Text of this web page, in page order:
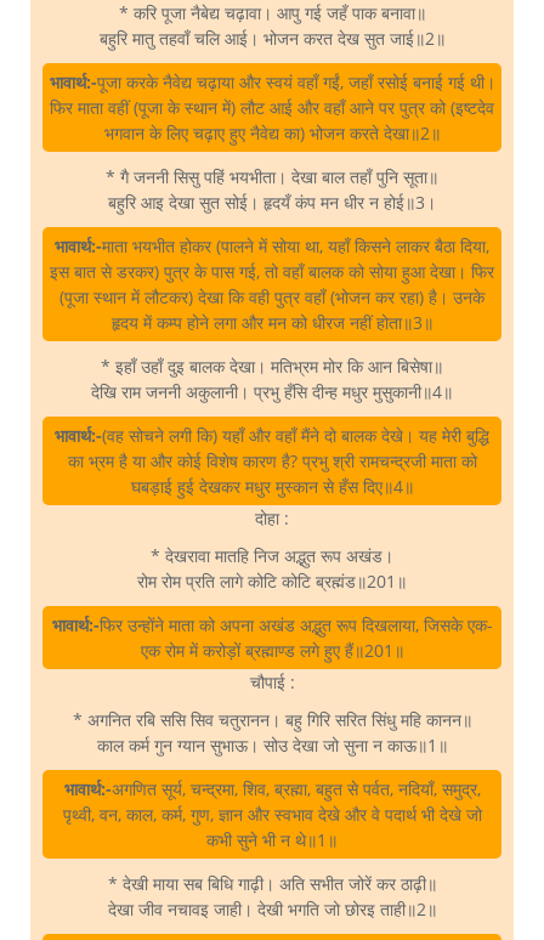
* करि पूजा नैबेद्य चढ़ावा। आपु गई जहँ पाक बनावा॥
बहुरि मातु तहवाँ चलि आई। भोजन करत देख सुत जाई॥2॥
भावार्थ:-पूजा करके नैवेद्य चढ़ाया और स्वयं वहाँ गईं, जहाँ रसोई बनाई गई थी।
फिर माता वहीं (पूजा के स्थान में) लौट आई और वहाँ आने पर पुत्र को (इष्टदेव
भगवान के लिए चढ़ाए हुए नैवेद्य का) भोजन करते देखा॥2॥
* गै जननी सिसु पहिं भयभीता। देखा बाल तहाँ पुनि सूता॥
बहुरि आइ देखा सुत सोई। हृदयँ कंप मन धीर न होई॥3।
भावार्थ:-माता भयभीत होकर (पालने में सोया था, यहाँ किसने लाकर बैठा दिया,
इस बात से डरकर) पुत्र के पास गई, तो वहाँ बालक को सोया हुआ देखा। फिर
(पूजा स्थान में लौटकर) देखा कि वही पुत्र वहाँ (भोजन कर रहा) है। उनके
हृदय में कम्प होने लगा और मन को धीरज नहीं होता॥3॥
* इहाँ उहाँ दुइ बालक देखा। मतिभ्रम मोर कि आन बिसेषा॥
देखि राम जननी अकुलानी। प्रभु हँसि दीन्ह मधुर मुसुकानी॥4॥
भावार्थ:-(वह सोचने लगी कि) यहाँ और वहाँ मैंने दो बालक देखे। यह मेरी बुद्धि
का भ्रम है या और कोई विशेष कारण है? प्रभु श्री रामचन्द्रजी माता को
घबड़ाई हुई देखकर मधुर मुस्कान से हँस दिए॥4॥
दोहा :
* देखरावा मातहि निज अद्भुत रूप अखंड।
रोम रोम प्रति लागे कोटि कोटि ब्रह्मंड॥201॥
भावार्थ:-फिर उन्होंने माता को अपना अखंड अद्भुत रूप दिखलाया, जिसके एक-
एक रोम में करोड़ों ब्रह्माण्ड लगे हुए हैं॥201॥
चौपाई :
* अगनित रबि ससि सिव चतुरानन। बहु गिरि सरित सिंधु महि कानन॥
काल कर्म गुन ग्यान सुभाऊ। सोउ देखा जो सुना न काऊ॥1॥
भावार्थ:-अगणित सूर्य, चन्द्रमा, शिव, ब्रह्मा, बहुत से पर्वत, नदियाँ, समुद्र,
पृथ्वी, वन, काल, कर्म, गुण, ज्ञान और स्वभाव देखे और वे पदार्थ भी देखे जो
कभी सुने भी न थे॥1॥
* देखी माया सब बिधि गाढ़ी। अति सभीत जोरें कर ठाढ़ी॥
देखा जीव नचावइ जाही। देखी भगति जो छोरइ ताही॥2॥